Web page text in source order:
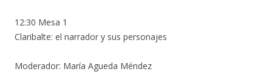
12:30 Mesa 1
Claribalte: el narrador y sus personajes
Moderador: María Agueda Méndez